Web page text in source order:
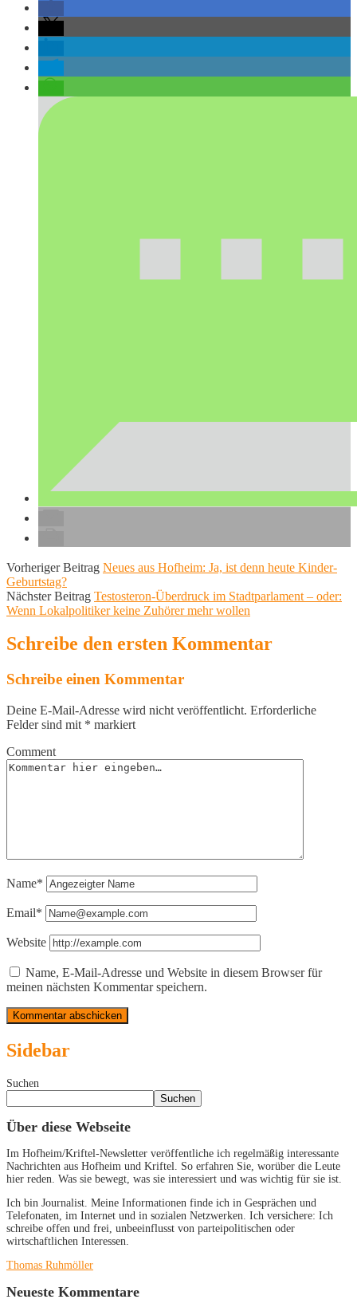
Vorheriger Beitrag Neues aus Hofheim: Ja, ist denn heute Kinder-
Geburtstag?
Nächster Beitrag Testosteron-Überdruck im Stadtparlament – oder:
Wenn Lokalpolitiker keine Zuhörer mehr wollen
Schreibe den ersten Kommentar
Schreibe einen Kommentar
Deine E-Mail-Adresse wird nicht veröffentlicht. Erforderliche
Felder sind mit * markiert
Comment
Name*
Email*
Website
Name, E-Mail-Adresse und Website in diesem Browser für
meinen nächsten Kommentar speichern.
Sidebar
Suchen
Suchen
Über diese Webseite
Im Hofheim/Kriftel-Newsletter veröffentliche ich regelmäßig interessante
Nachrichten aus Hofheim und Kriftel. So erfahren Sie, worüber die Leute
hier reden. Was sie bewegt, was sie interessiert und was wichtig für sie ist.
Ich bin Journalist. Meine Informationen finde ich in Gesprächen und
Telefonaten, im Internet und in sozialen Netzwerken. Ich versichere: Ich
schreibe offen und frei, unbeeinflusst von parteipolitischen oder
wirtschaftlichen Interessen.
Thomas Ruhmöller
Neueste Kommentare